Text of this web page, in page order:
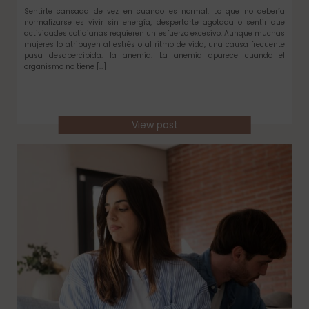
Sentirte cansada de vez en cuando es normal. Lo que no debería
normalizarse es vivir sin energía, despertarte agotada o sentir que
actividades cotidianas requieren un esfuerzo excesivo. Aunque muchas
mujeres lo atribuyen al estrés o al ritmo de vida, una causa frecuente
pasa desapercibida: la anemia. La anemia aparece cuando el
organismo no tiene […]
View post